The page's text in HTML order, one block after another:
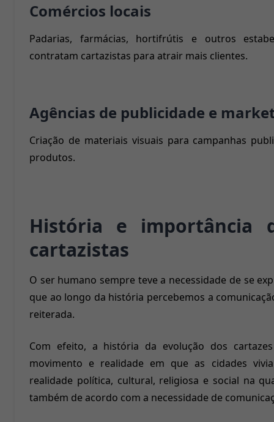
Comércios locais
Padarias, farmácias, hortifrútis e outros
contratam cartazistas para atrair mais clientes.
Agências de publicidade e
Criação de materiais visuais para campanhas
produtos.
História e importância
cartazistas
O ser humano sempre teve a necessidade de se
que ao longo da história percebemos a
reiterada.
Com efeito, a história da evolução dos
movimento e realidade em que as cidades
realidade política, cultural, religiosa e social na
também de acordo com a necessidade de